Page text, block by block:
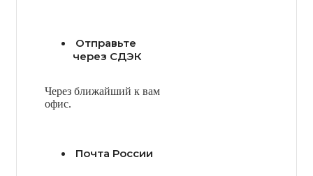
Отправьте
через СДЭК
Через ближайший к вам
офис.
Почта России